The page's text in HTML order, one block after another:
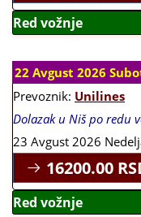
Red vožnje
22 Avgust 2026
Prevoznik: Unilines
Dolazak u Niš po redu
23 Avgust 2026
16200.00
Red vožnje